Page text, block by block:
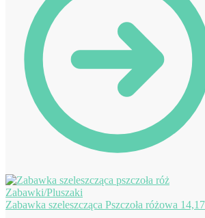
Zabawka szeleszcząca Pszczoła różowa 14,17